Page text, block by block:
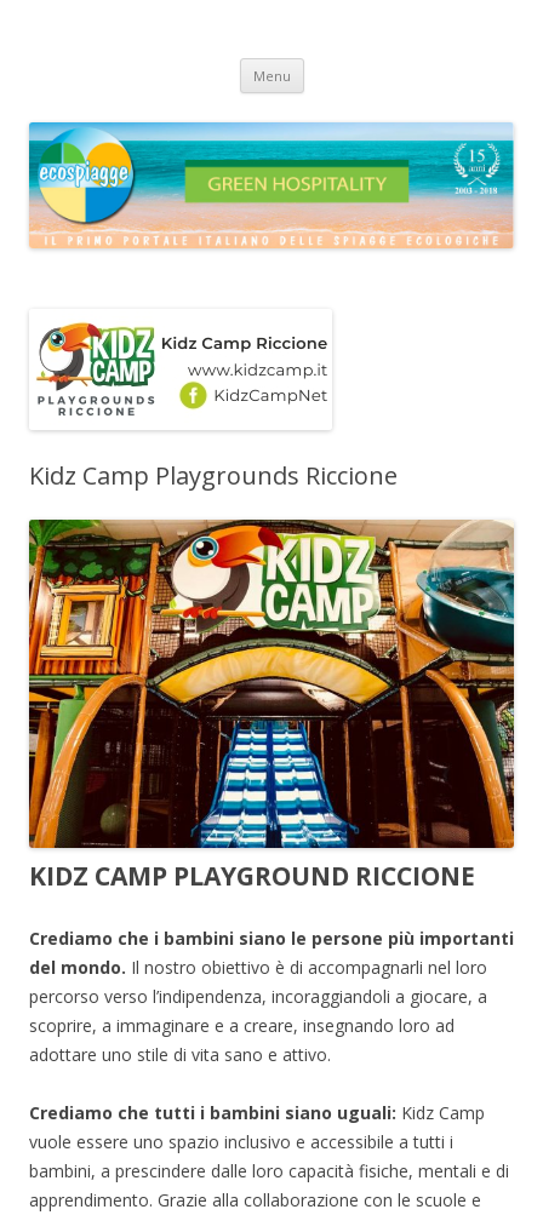
Menu Vai
contenuto
Kidz Camp Playgrounds Riccione
KIDZ CAMP PLAYGROUND RICCIONE
Crediamo che i bambini siano le persone più importanti
del mondo. Il nostro obiettivo è di accompagnarli nel loro
percorso verso l’indipendenza, incoraggiandoli a giocare, a
scoprire, a immaginare e a creare, insegnando loro ad
adottare uno stile di vita sano e attivo.
Crediamo che tutti i bambini siano uguali: Kidz Camp
vuole essere uno spazio inclusivo e accessibile a tutti i
bambini, a prescindere dalle loro capacità fisiche, mentali e di
apprendimento. Grazie alla collaborazione con le scuole e